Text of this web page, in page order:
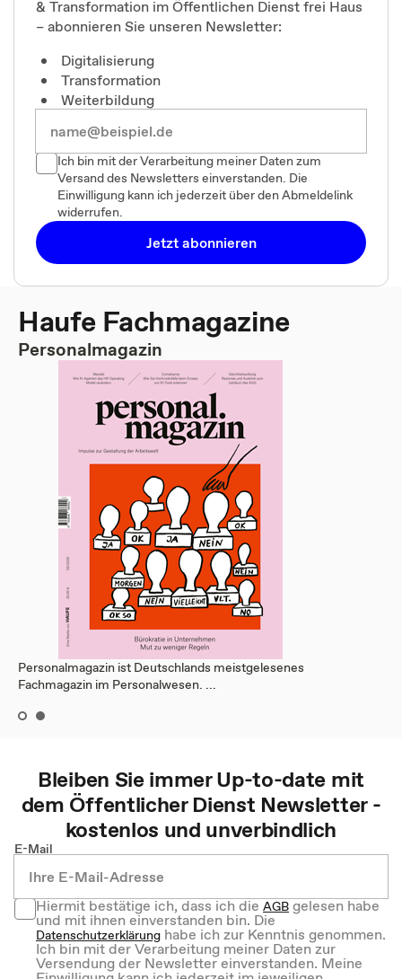
& Transformation im Öffentlichen Dienst frei Haus
– abonnieren Sie unseren Newsletter:
Digitalisierung
Transformation
Weiterbildung
Ich bin mit der Verarbeitung meiner Daten zum
Versand des Newsletters einverstanden. Die
Einwilligung kann ich jederzeit über den Abmeldelink
widerrufen.
Jetzt abonnieren
Haufe Fachmagazine
Personalmagazin
Personalmagazin ist Deutschlands meistgelesenes
Fachmagazin im Personalwesen. ...
Bleiben Sie immer Up-to-date mit
dem Öffentlicher Dienst Newsletter -
kostenlos und unverbindlich
E-Mail
Hiermit bestätige ich, dass ich dieAGBgelesen habe
und mit ihnen einverstanden bin. Die
Datenschutzerklärung habe ich zur Kenntnis genommen.
Ich bin mit der Verarbeitung meiner Daten zur
Versendung der Newsletter einverstanden. Meine